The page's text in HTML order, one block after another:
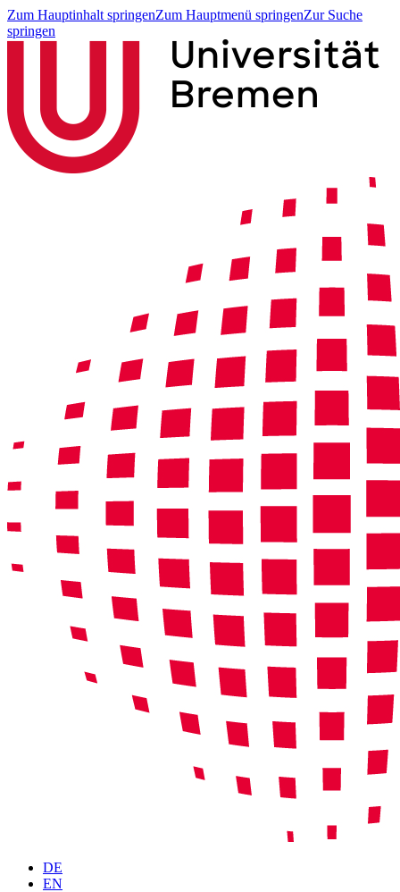
Zum Hauptinhalt springenZum Hauptmenü springenZur Suche
springen
DE
EN